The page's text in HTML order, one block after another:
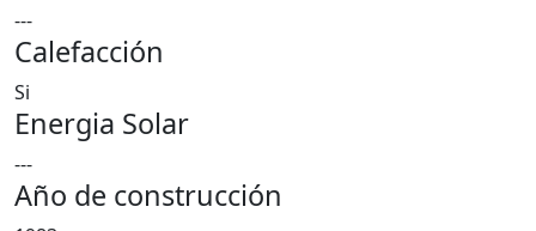
---
Calefacción
Si
Energia Solar
---
Año de construcción